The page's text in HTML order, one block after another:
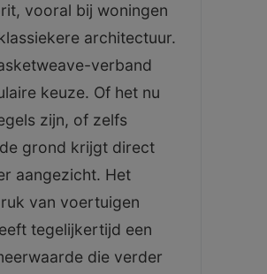
vooral bij woningen
architectuur.
verband
keuze. Of het nu
zijn, of zelfs
grond krijgt direct
aangezicht. Het
van voertuigen
tegelijkertijd een
die verder